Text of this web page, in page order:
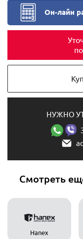
Он-лайн
НУЖНО
Смотреть
Hanex